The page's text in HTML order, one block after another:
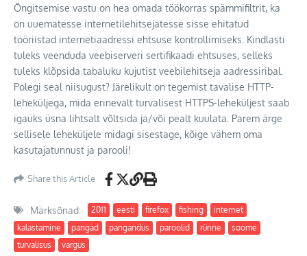
Õngitsemise vastu on hea omada töökorras spämmifiltrit, ka
on uuematesse internetilehitsejatesse sisse ehitatud
tööriistad internetiaadressi ehtsuse kontrollimiseks. Kindlasti
tuleks veenduda veebiserveri sertifikaadi ehtsuses, selleks
tuleks klõpsida tabaluku kujutist veebilehitseja aadressiribal.
Polegi seal niisugust? Järelikult on tegemist tavalise HTTP-
leheküljega, mida erinevalt turvalisest HTTPS-leheküljest saab
igaüks üsna lihtsalt võltsida ja/või pealt kuulata. Parem ärge
sellisele leheküljele midagi sisestage, kõige vähem oma
kasutajatunnust ja parooli!
Share this Article
Märksõnad: 2011 eesti firefox fishing
internet
kalastamine
pangad pangandus paroolid rünne
soome
turvalisus
vargus